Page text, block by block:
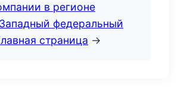
в регионе
федеральный
страница →